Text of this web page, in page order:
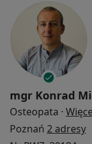
mgr Konrad
Osteopata ·
Poznań 2 adresy